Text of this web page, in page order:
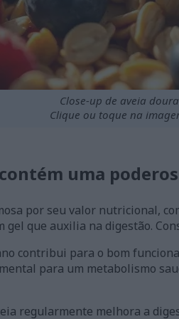
Close-up de aveia
Clique ou toque na
uma
por seu valor nutricional,
gel que auxilia na digestão.
contribui para o bom
para um metabolismo
regularmente melhora a